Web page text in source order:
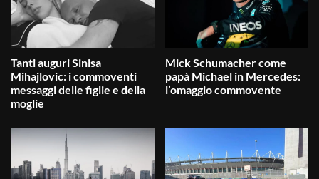
Tanti auguri Sinisa
Mihajlovic: i commoventi
messaggi delle figlie e della
moglie
Mick Schumacher come
papà Michael in Mercedes:
l’omaggio commovente